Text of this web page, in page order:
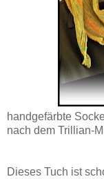
handgefärbte
nach dem Trillian-
Dieses Tuch ist